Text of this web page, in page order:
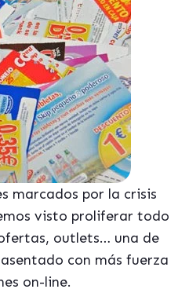
marcados por la crisis
visto proliferar todo
outlets… una de
con más fuerza
on-line.